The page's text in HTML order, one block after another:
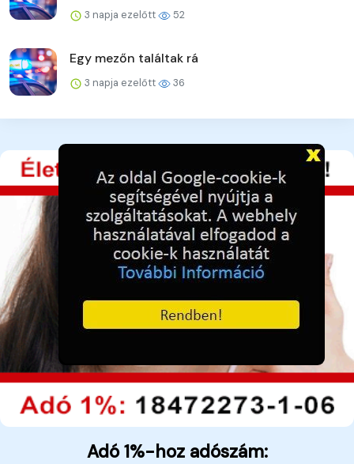
3 napja ezelőtt 52
Egy mezőn találtak rá
3 napja ezelőtt 36
Adó 1%-hoz adószám: